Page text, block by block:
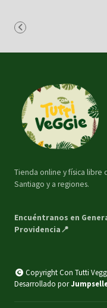
Tienda online y física libre
Santiago y a regiones.
Encuéntranos en
Providencia📍
Copyright Con Tutti
Desarrollado por